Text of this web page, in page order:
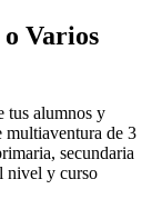
o Varios
tus alumnos y
multiaventura de 3
secundaria
nivel y curso